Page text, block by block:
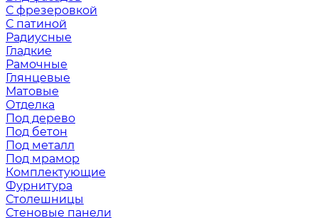
С фрезеровкой
С патиной
Радиусные
Гладкие
Рамочные
Глянцевые
Матовые
Отделка
Под дерево
Под бетон
Под металл
Под мрамор
Комплектующие
Фурнитура
Столешницы
Стеновые панели